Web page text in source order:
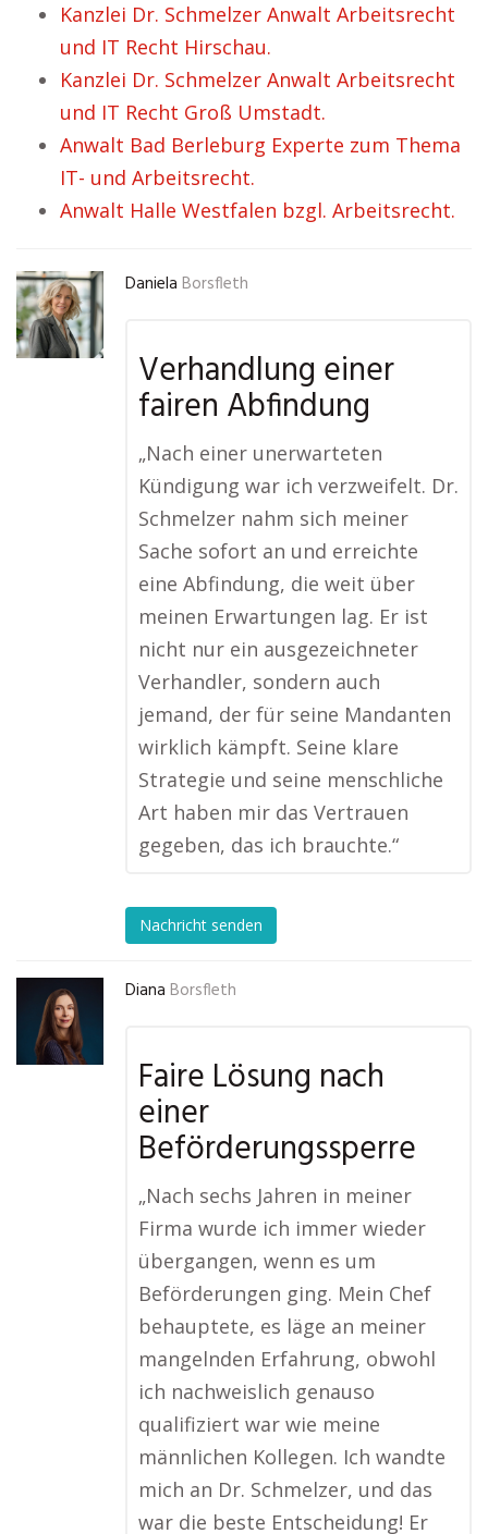
Kanzlei Dr. Schmelzer Anwalt Arbeitsrecht
und IT Recht Hirschau.
Kanzlei Dr. Schmelzer Anwalt Arbeitsrecht
und IT Recht Groß Umstadt.
Anwalt Bad Berleburg Experte zum Thema
IT- und Arbeitsrecht.
Anwalt Halle Westfalen bzgl. Arbeitsrecht.
Daniela Borsfleth
Verhandlung einer
fairen Abfindung
„Nach einer unerwarteten
Kündigung war ich verzweifelt. Dr.
Schmelzer nahm sich meiner
Sache sofort an und erreichte
eine Abfindung, die weit über
meinen Erwartungen lag. Er ist
nicht nur ein ausgezeichneter
Verhandler, sondern auch
jemand, der für seine Mandanten
wirklich kämpft. Seine klare
Strategie und seine menschliche
Art haben mir das Vertrauen
gegeben, das ich brauchte.“
Nachricht senden
Diana Borsfleth
Faire Lösung nach
einer
Beförderungssperre
„Nach sechs Jahren in meiner
Firma wurde ich immer wieder
übergangen, wenn es um
Beförderungen ging. Mein Chef
behauptete, es läge an meiner
mangelnden Erfahrung, obwohl
ich nachweislich genauso
qualifiziert war wie meine
männlichen Kollegen. Ich wandte
mich an Dr. Schmelzer, und das
war die beste Entscheidung! Er